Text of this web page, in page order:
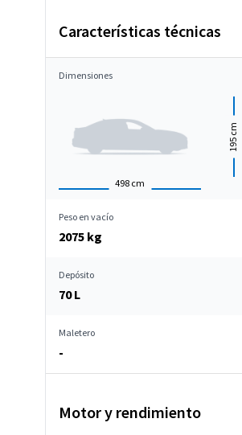
Características técnicas
Dimensiones
498 cm
195
cm
Peso en vacío
2075 kg
Depósito
70 L
Maletero
-
Motor y rendimiento